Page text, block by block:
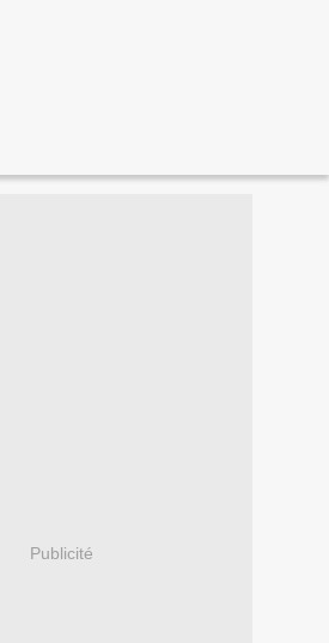
Publicité